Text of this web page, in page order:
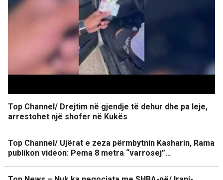
Top Channel/ Drejtim në gjendje të dehur dhe pa leje,
arrestohet një shofer në Kukës
Top Channel/ Ujërat e zeza përmbytnin Kasharin, Rama
publikon videon: Pema 8 metra “varrosej”…